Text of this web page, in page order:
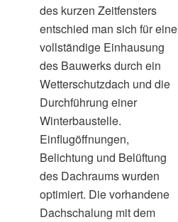
des kurzen Zeitfensters
entschied man sich für eine
vollständige Einhausung
des Bauwerks durch ein
Wetterschutzdach und die
Durchführung einer
Winterbaustelle.
Einflugöffnungen,
Belichtung und Belüftung
des Dachraums wurden
optimiert. Die vorhandene
Dachschalung mit dem